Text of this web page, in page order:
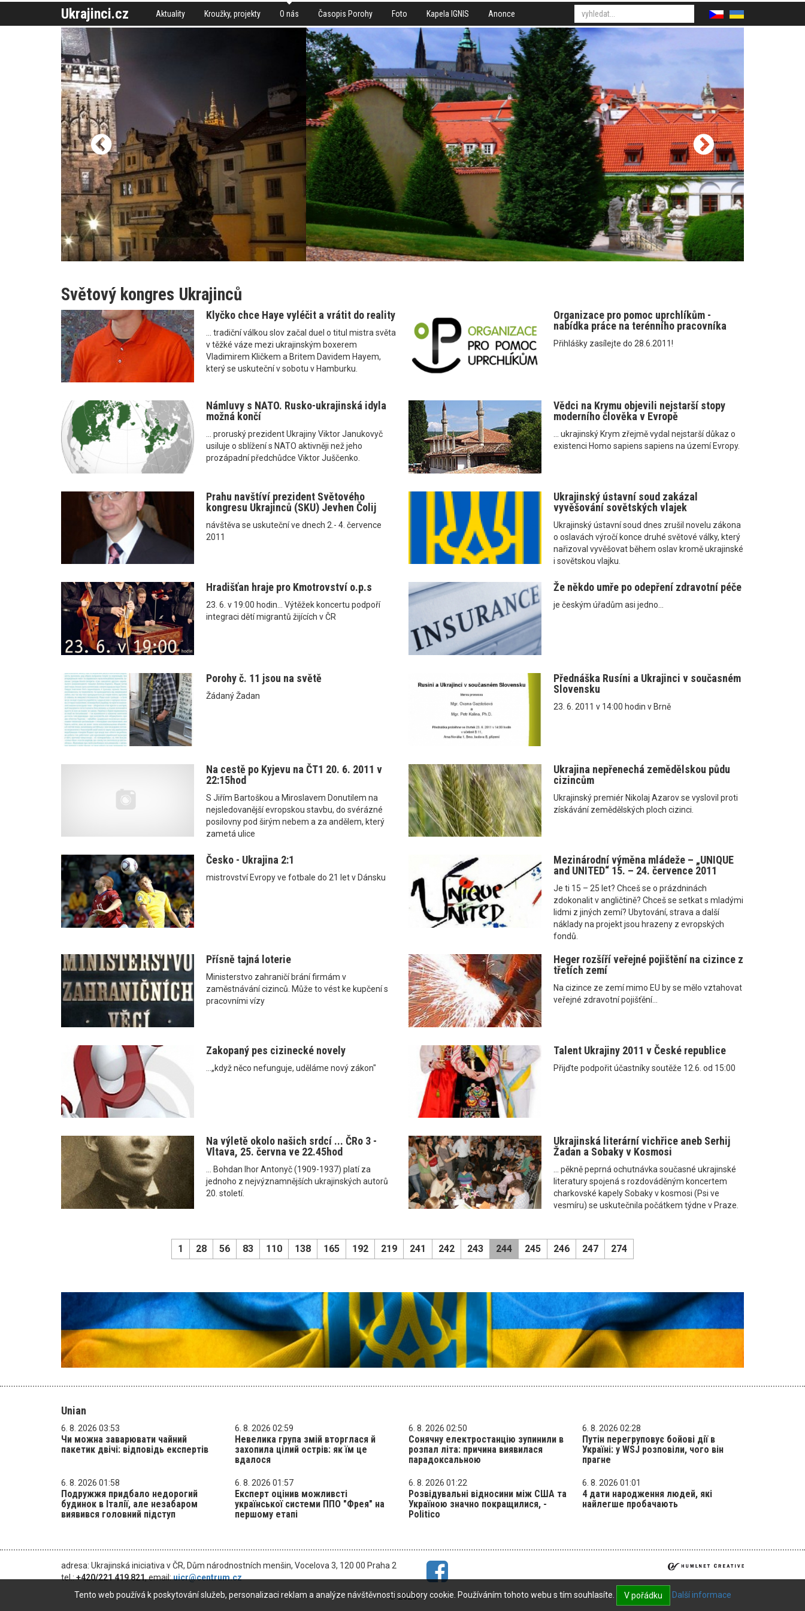
Ukrajinci.cz Aktuality Kroužky, projekty O nás Časopis Porohy Foto Kapela IGNIS Anonce
Světový kongres Ukrajinců
Klyčko chce Haye vyléčit a vrátit do reality
... tradiční válkou slov začal duel o titul mistra světa
v těžké váze mezi ukrajinským boxerem
Vladimirem Kličkem a Britem Davidem Hayem,
který se uskuteční v sobotu v Hamburku.
Organizace pro pomoc uprchlíkům -
nabídka práce na terénního pracovníka
Přihlášky zasílejte do 28.6.2011!
Námluvy s NATO. Rusko-ukrajinská idyla
možná končí
... proruský prezident Ukrajiny Viktor Janukovyč
usiluje o sblížení s NATO aktivněji než jeho
prozápadní předchůdce Viktor Juščenko.
Vědci na Krymu objevili nejstarší stopy
moderního člověka v Evropě
... ukrajinský Krym zřejmě vydal nejstarší důkaz o
existenci Homo sapiens sapiens na území Evropy.
Prahu navštíví prezident Světového
kongresu Ukrajinců (SKU) Jevhen Čolij
návštěva se uskuteční ve dnech 2.- 4. července
2011
Ukrajinský ústavní soud zakázal
vyvěšování sovětských vlajek
Ukrajinský ústavní soud dnes zrušil novelu zákona
o oslavách výročí konce druhé světové války, který
nařizoval vyvěšovat během oslav kromě ukrajinské
i sovětskou vlajku.
Hradišťan hraje pro Kmotrovství o.p.s
23. 6. v 19:00 hodin... Výtěžek koncertu podpoří
integraci dětí migrantů žijících v ČR
Že někdo umře po odepření zdravotní péče
je českým úřadům asi jedno...
Porohy č. 11 jsou na světě
Žádaný Žadan
Přednáška Rusíni a Ukrajinci v současném
Slovensku
23. 6. 2011 v 14:00 hodin v Brně
Na cestě po Kyjevu na ČT1 20. 6. 2011 v
22:15hod
S Jiřím Bartoškou a Miroslavem Donutilem na
nejsledovanější evropskou stavbu, do svérázné
posilovny pod širým nebem a za andělem, který
zametá ulice
Ukrajina nepřenechá zemědělskou půdu
cizincům
Ukrajinský premiér Nikolaj Azarov se vyslovil proti
získávání zemědělských ploch cizinci.
Česko - Ukrajina 2:1
mistrovství Evropy ve fotbale do 21 let v Dánsku
Mezinárodní výměna mládeže – „UNIQUE
and UNITED“ 15. – 24. července 2011
Je ti 15 – 25 let? Chceš se o prázdninách
zdokonalit v angličtině? Chceš se setkat s mladými
lidmi z jiných zemí? Ubytování, strava a další
náklady na projekt jsou hrazeny z evropských
fondů.
Přísně tajná loterie
Ministerstvo zahraničí brání firmám v
zaměstnávání cizinců. Může to vést ke kupčení s
pracovními vízy
Heger rozšíří veřejné pojištění na cizince z
třetích zemí
Na cizince ze zemí mimo EU by se mělo vztahovat
veřejné zdravotní pojišťění...
Zakopaný pes cizinecké novely
...„když něco nefunguje, uděláme nový zákon"
Talent Ukrajiny 2011 v České republice
Přijďte podpořit účastníky soutěže 12.6. od 15:00
Na výletě okolo našich srdcí ... ČRo 3 -
Vltava, 25. června ve 22.45hod
... Bohdan Ihor Antonyč (1909-1937) platí za
jednoho z nejvýznamnějších ukrajinských autorů
20. století.
Ukrajinská literární vichřice aneb Serhij
Žadan a Sobaky v Kosmosi
... pěkně peprná ochutnávka současné ukrajinské
literatury spojená s rozdováděným koncertem
charkovské kapely Sobaky v kosmosi (Psi ve
vesmíru) se uskutečnila počátkem týdne v Praze.
1 28 56 83 110 138 165 192 219 241 242 243 244 245 246 247 274
Unian
6. 8. 2026 03:53
Чи можна заварювати чайний
пакетик двічі: відповідь експертів
6. 8. 2026 02:59
Невелика група змій вторглася й
захопила цілий острів: як їм це
вдалося
6. 8. 2026 02:50
Сонячну електростанцію зупинили в
розпал літа: причина виявилася
парадоксальною
6. 8. 2026 02:28
Путін перегруповує бойові дії в
Україні: у WSJ розповіли, чого він
прагне
6. 8. 2026 01:58
Подружжя придбало недорогий
будинок в Італії, але незабаром
виявився головний підступ
6. 8. 2026 01:57
Експерт оцінив можливсті
української системи ППО "Фрея" на
першому етапі
6. 8. 2026 01:22
Розвідувальні відносини між США та
Україною значно покращилися, -
Politico
6. 8. 2026 01:01
4 дати народження людей, які
найлегше пробачають
adresa: Ukrajinská iniciativa v ČR, Dům národnostních menšin, Vocelova 3, 120 00 Praha 2
tel.:+420/221 419 821, email:uicr@centrum.cz
© 2026
Tento web používá k poskytování služeb, personalizaci reklam a analýze návštěvnosti soubory cookie. Používáním tohoto webu s tím souhlasíte. V pořádku Další informace